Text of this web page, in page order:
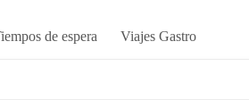
de espera Viajes Gastro